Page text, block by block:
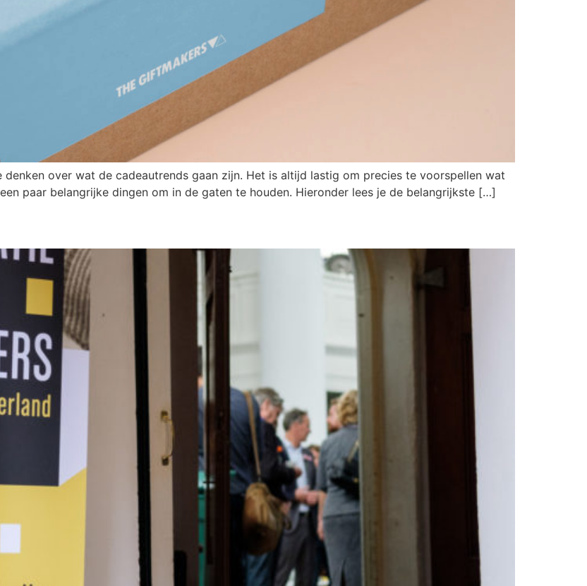
over wat de cadeautrends gaan zijn. Het is altijd lastig om precies te voorspellen wat
paar belangrijke dingen om in de gaten te houden. Hieronder lees je de belangrijkste […]